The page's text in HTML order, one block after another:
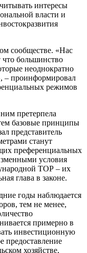
интересы
власти и
сообществе. «Нас
что большинство
неоднократно
– проинформировал
режимов
претерпела
базовые принципы
представитель
станут
преференциальных
условия
ТОР – их
глава в законе.
годы наблюдается
тем не менее,
примерно в
инвестиционную
предоставление
хозяйстве,